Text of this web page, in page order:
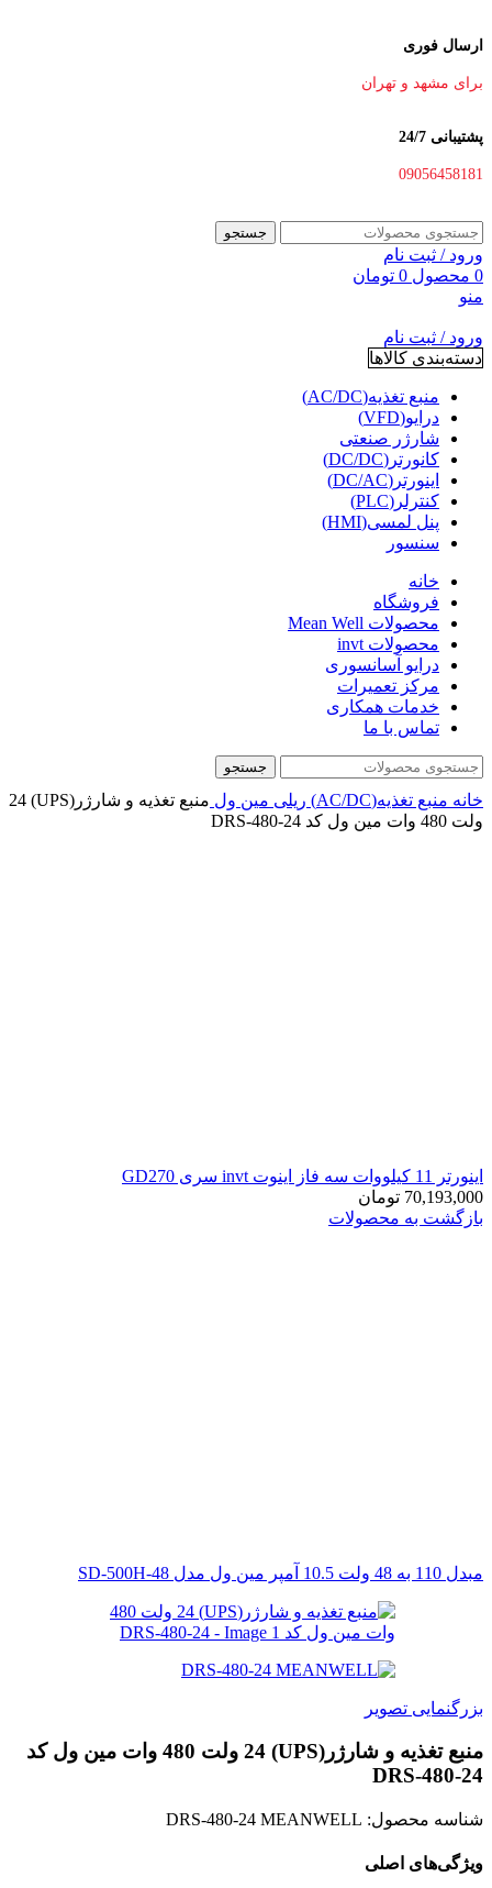
ارسال فوری
برای مشهد و تهران
پشتیبانی 24/7
09056458181
جستجو
ورود / ثبت نام
0 محصول 0 تومان
منو
ورود / ثبت نام
دسته‌بندی کالاها
منبع تغذیه(AC/DC)
درایو(VFD)
شارژر صنعتی
کانورتر(DC/DC)
اینورتر(DC/AC)
کنترلر(PLC)
پنل لمسی(HMI)
سنسور
خانه
فروشگاه
محصولات Mean Well
محصولات invt
درایو آسانسوری
مرکز تعمیرات
خدمات همکاری
تماس با ما
جستجو
خانه منبع تغذیه(AC/DC) ریلی مین ول
منبع تغذیه و شارژر(UPS) 24
ولت 480 وات مین ول کد DRS-480-24
اينورتر 11 کیلووات سه فاز اینوت invt سری GD270
70,193,000 تومان
بازگشت به محصولات
مبدل 110 به 48 ولت 10.5 آمپر مین ول مدل SD-500H-48
بزرگنمایی تصویر
منبع تغذیه و شارژر(UPS) 24 ولت 480 وات مین ول کد
DRS-480-24
شناسه محصول: DRS-480-24 MEANWELL
ویژگی‌های اصلی